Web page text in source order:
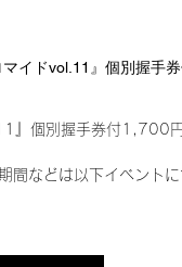
イドvol.11』個別握手
』個別握手券付1,700
間などは以下イベント